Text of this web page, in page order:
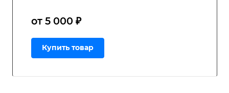
от 5 000 ₽
Купить товар